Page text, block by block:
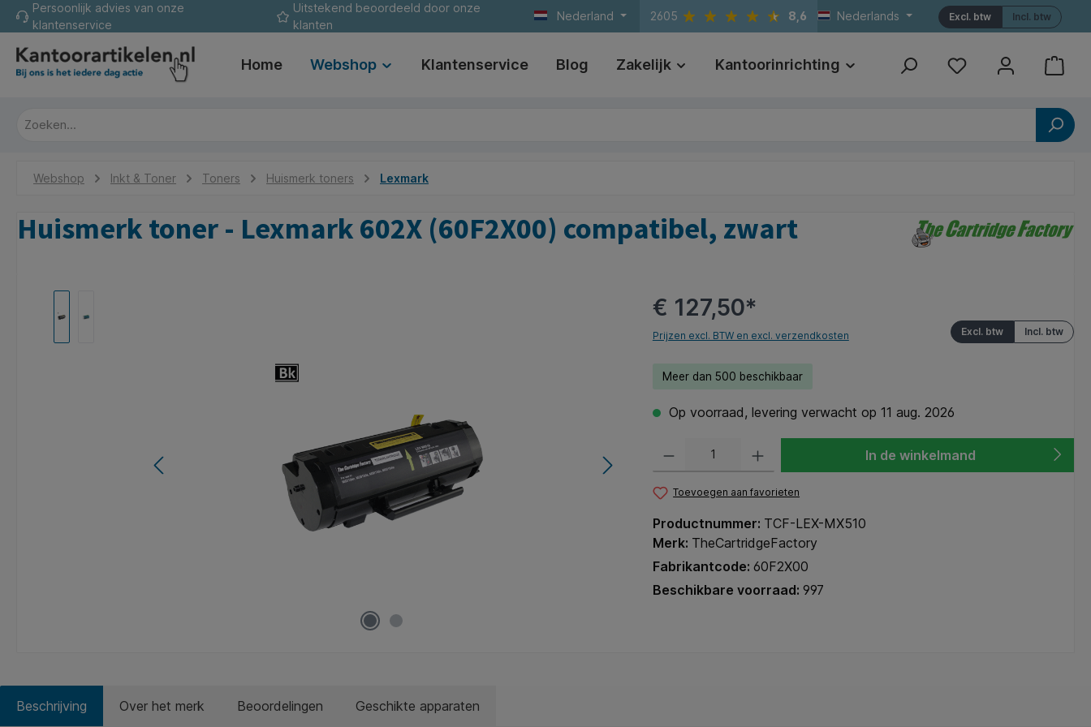
Ga naar de hoofdnavigatie
Persoonlijk advies van onze
klantenservice
Uitstekend beoordeeld door onze
klanten
Nederland 2605 8,6 Nederlands Incl. btw
Excl. btw
Home Webshop Klantenservice Blog Zakelijk Kantoorinrichting Print Referenties
Webshop Inkt & Toner Toners Huismerk toners Lexmark
Huismerk toner - Lexmark 602X (60F2X00) compatibel, zwart
€ 127,50*
Incl. btw
Excl. btw
Prijzen excl. BTW en excl. verzendkosten
Meer dan 500 beschikbaar
Op voorraad, levering verwacht op 11 aug. 2026
In de winkelmand
Toevoegen aan favorieten
Productnummer: TCF-LEX-MX510
Merk: TheCartridgeFactory
Fabrikantcode: 60F2X00
Beschikbare voorraad: 997
Beschrijving Over het merk Beoordelingen Geschikte apparaten